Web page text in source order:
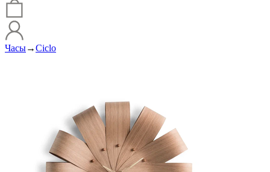
Часы→Ciclo